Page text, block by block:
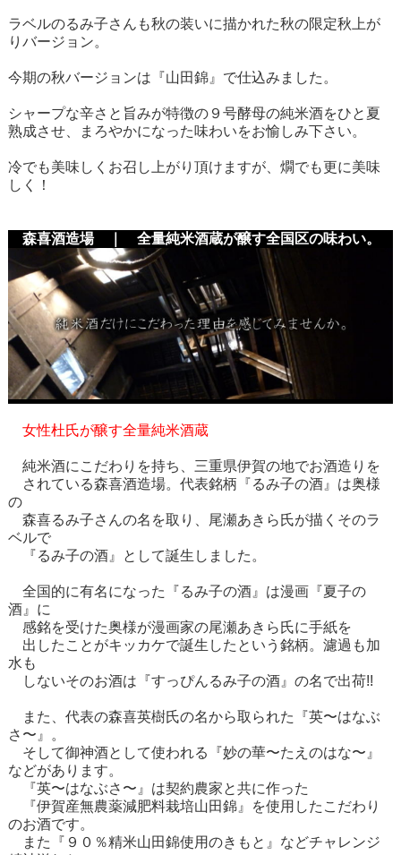
ラベルのるみ子さんも秋の装いに描かれた秋の限定秋上が
りバージョン。
今期の秋バージョンは『山田錦』で仕込みました。
シャープな辛さと旨みが特徴の９号酵母の純米酒をひと夏
熟成させ、まろやかになった味わいをお愉しみ下さい。
冷でも美味しくお召し上がり頂けますが、燗でも更に美味
しく！
森喜酒造場 ｜ 全量純米酒蔵が醸す全国区の味わい。
女性杜氏が醸す全量純米酒蔵
純米酒にこだわりを持ち、三重県伊賀の地でお酒造りを
されている森喜酒造場。代表銘柄『るみ子の酒』は奥様
の
森喜るみ子さんの名を取り、尾瀬あきら氏が描くそのラ
ベルで
『るみ子の酒』として誕生しました。
全国的に有名になった『るみ子の酒』は漫画『夏子の
酒』に
感銘を受けた奥様が漫画家の尾瀬あきら氏に手紙を
出したことがキッカケで誕生したという銘柄。濾過も加
水も
しないそのお酒は『すっぴんるみ子の酒』の名で出荷!!
また、代表の森喜英樹氏の名から取られた『英〜はなぶ
さ〜』。
そして御神酒として使われる『妙の華〜たえのはな〜』
などがあります。
『英〜はなぶさ〜』は契約農家と共に作った
『伊賀産無農薬減肥料栽培山田錦』を使用したこだわり
のお酒です。
また『９０％精米山田錦使用のきもと』などチャレンジ